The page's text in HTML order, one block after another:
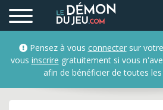
Pensez à vous connectersur
vous inscrire gratuitement si vous
afin de bénéficier de toutes